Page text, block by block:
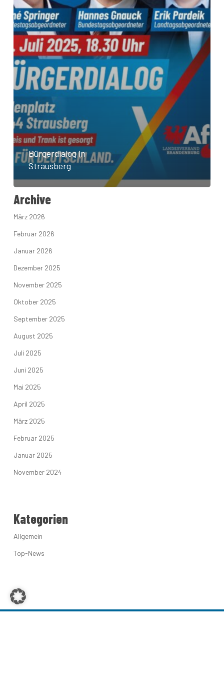
Bürgerdialog in
Strausberg
Archive
März 2026
Februar 2026
Januar 2026
Dezember 2025
November 2025
Oktober 2025
September 2025
August 2025
Juli 2025
Juni 2025
Mai 2025
April 2025
März 2025
Februar 2025
Januar 2025
November 2024
Kategorien
Allgemein
Top-News